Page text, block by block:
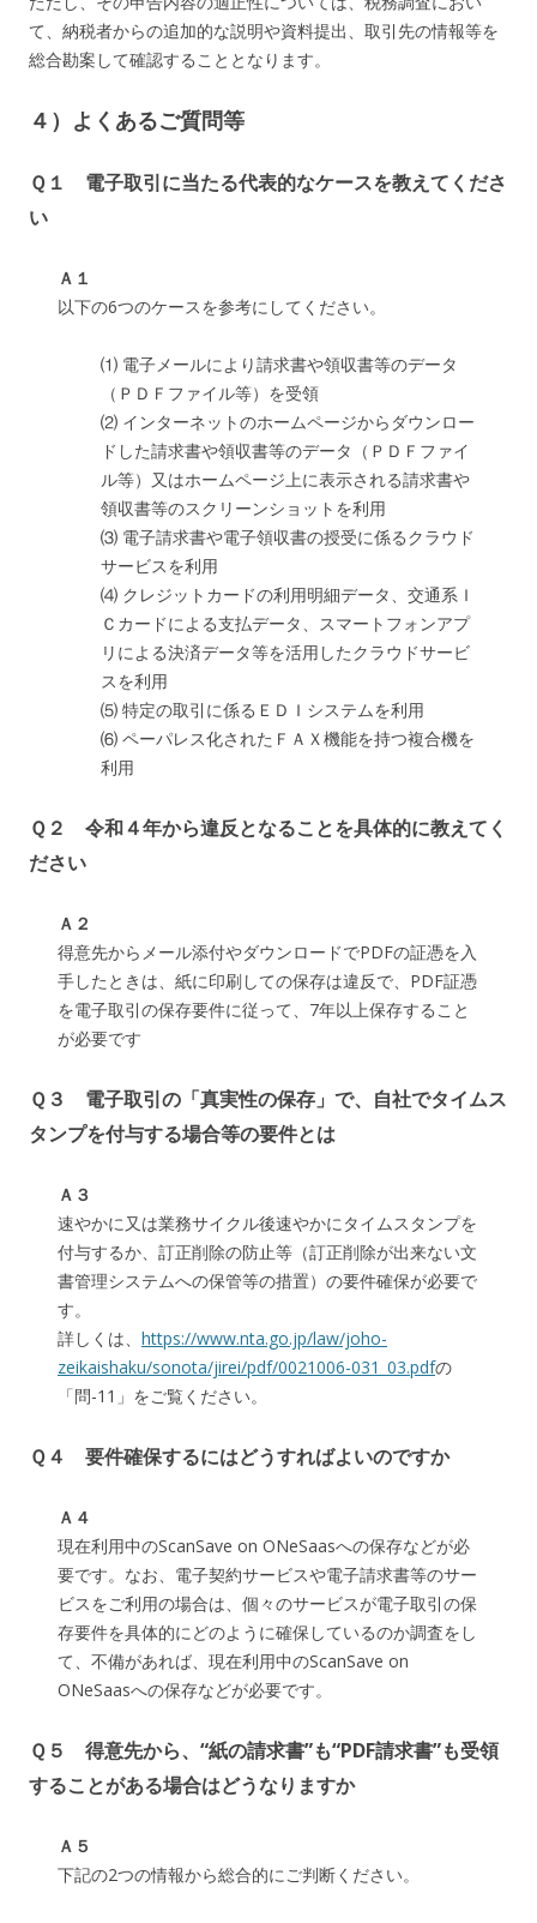
て、納税者からの追加的な説明や資料提出、取引先の情報等を
総合勘案して確認することとなります。
４）よくあるご質問等
Ｑ１ 電子取引に当たる代表的なケースを教えてくださ
い
Ａ１
以下の6つのケースを参考にしてください。
⑴ 電子メールにより請求書や領収書等のデータ
（ＰＤＦファイル等）を受領
⑵ インターネットのホームページからダウンロー
ドした請求書や領収書等のデータ（ＰＤＦファイ
ル等）又はホームページ上に表示される請求書や
領収書等のスクリーンショットを利用
⑶ 電子請求書や電子領収書の授受に係るクラウド
サービスを利用
⑷ クレジットカードの利用明細データ、交通系Ｉ
Ｃカードによる支払データ、スマートフォンアプ
リによる決済データ等を活用したクラウドサービ
スを利用
⑸ 特定の取引に係るＥＤＩシステムを利用
⑹ ペーパレス化されたＦＡＸ機能を持つ複合機を
利用
Ｑ２ 令和４年から違反となることを具体的に教えてく
ださい
Ａ２
得意先からメール添付やダウンロードでPDFの証憑を入
手したときは、紙に印刷しての保存は違反で、PDF証憑
を電子取引の保存要件に従って、7年以上保存すること
が必要です
Ｑ３ 電子取引の「真実性の保存」で、自社でタイムス
タンプを付与する場合等の要件とは
Ａ３
速やかに又は業務サイクル後速やかにタイムスタンプを
付与するか、訂正削除の防止等（訂正削除が出来ない文
書管理システムへの保管等の措置）の要件確保が必要で
す。
詳しくは、 https://www.nta.go.jp/law/joho-
zeikaishaku/sonota/jirei/pdf/0021006-031_03.pdfの
「問-11」をご覧ください。
Ｑ４ 要件確保するにはどうすればよいのですか
Ａ４
現在利用中のScanSave on ONeSaasへの保存などが必
要です。なお、電子契約サービスや電子請求書等のサー
ビスをご利用の場合は、個々のサービスが電子取引の保
存要件を具体的にどのように確保しているのか調査をし
て、不備があれば、現在利用中のScanSave on
ONeSaasへの保存などが必要です。
Ｑ５ 得意先から、“紙の請求書”も“PDF請求書”も受領
することがある場合はどうなりますか
Ａ５
下記の2つの情報から総合的にご判断ください。